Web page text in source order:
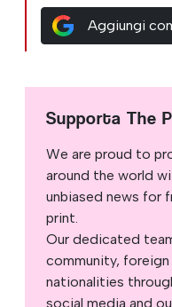
Aggiungi
Supporta The
We are proud to
around the world
unbiased news for
print.
Our dedicated
community,
nationalities
social media and